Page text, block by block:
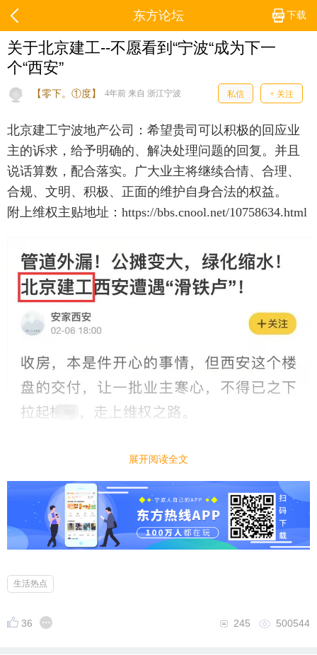
下载
东方论坛
关于北京建工--不愿看到“宁波“成为下一
个“西安”
【零下。①度】 4年前 来自 浙江宁波 私信 + 关注
北京建工宁波地产公司：希望贵司可以积极的回应业
主的诉求，给予明确的、解决处理问题的回复。并且
说话算数，配合落实。广大业主将继续合情、合理、
合规、文明、积极、正面的维护自身合法的权益。
附上维权主贴地址：https://bbs.cnool.net/10758634.html
展开阅读全文
生活热点
36 500544
245